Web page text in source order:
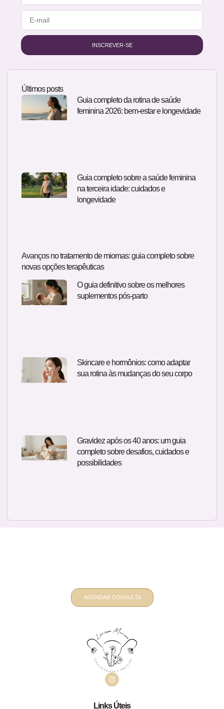
INSCREVER-SE
Últimos posts
Guia completo da rotina de saúde
feminina 2026: bem-estar e longevidade
Guia completo sobre a saúde feminina
na terceira idade: cuidados e
longevidade
Avanços no tratamento de miomas: guia completo sobre
novas opções terapêuticas
O guia definitivo sobre os melhores
suplementos pós-parto
Skincare e hormônios: como adaptar
sua rotina às mudanças do seu corpo
Gravidez após os 40 anos: um guia
completo sobre desafios, cuidados e
possibilidades
AGENDAR CONSULTA
Links Úteis